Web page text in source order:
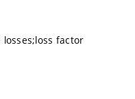
losses;loss factor